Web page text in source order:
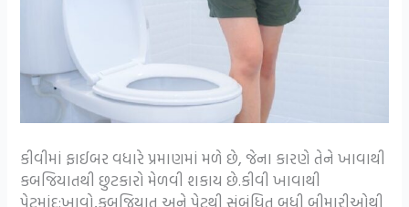
કીવીમાં ફાઈબર વધારે પ્રમાણમાં મળે છે, જેના કારણે તેને ખાવાથી
કબજિયાતથી છુટકારો મેળવી શકાય છે.કીવી ખાવાથી
પેટમાંદુ:ખાવો,કબજિયાત અને પેટથી સંબંધિત બધી બીમારીઓથી